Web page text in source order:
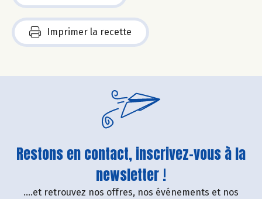
Imprimer la recette
Restons en contact, inscrivez-vous à la
newsletter !
....et retrouvez nos offres, nos événements et nos